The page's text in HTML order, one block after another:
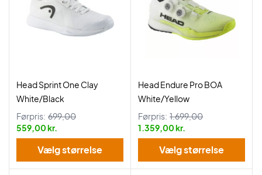
Head Sprint One Clay
White/Black
Førpris: 699,00
559,00 kr.
Vælg størrelse
Head Endure Pro BOA
White/Yellow
Førpris: 1.699,00
1.359,00 kr.
Vælg størrelse